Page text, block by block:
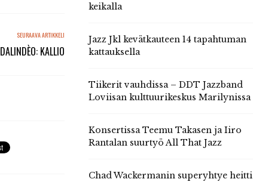
SEURAAVA ARTIKKELI
DALINDÈO: KALLIO
keikalla
Jazz Jkl kevätkauteen 14 tapahtuman
kattauksella
Tiikerit vauhdissa – DDT Jazzband
Loviisan kulttuurikeskus Marilynissa
Konsertissa Teemu Takasen ja Iiro
Rantalan suurtyö All That Jazz
Chad Wackermanin superyhtye heitti